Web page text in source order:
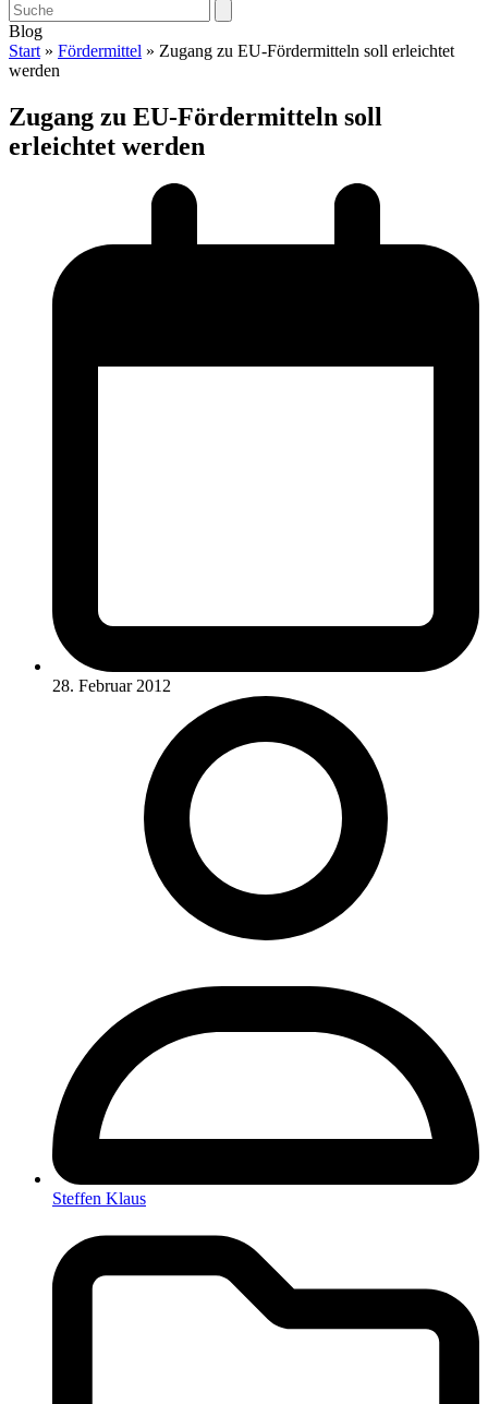
Open
mobile
menu
Close
mobile
menu
Search
Blog
Start » Fördermittel » Zugang zu EU-Fördermitteln soll erleichtet
werden
Zugang zu EU-Fördermitteln soll
erleichtet werden
28. Februar 2012
Steffen Klaus